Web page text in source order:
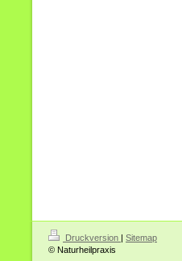
Druckversion | Sitemap
© Naturheilpraxis